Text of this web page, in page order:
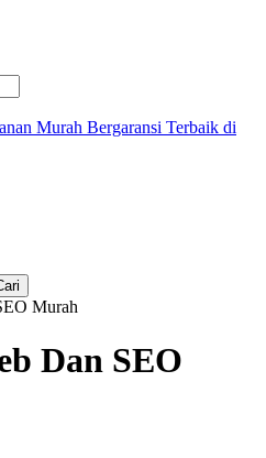
Murah Bergaransi Terbaik di
Murah
Dan SEO